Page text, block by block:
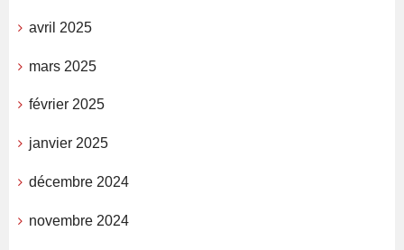
avril 2025
mars 2025
février 2025
janvier 2025
décembre 2024
novembre 2024